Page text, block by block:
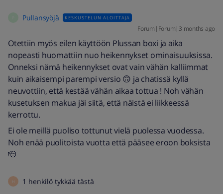
Pullansyöjä KESKUSTELUN ALOITTAJA
Forum|Forum|3 months ago
Otettiin myös eilen käyttöön Plussan boxi ja aika
nopeasti huomattiin nuo heikennykset ominaisuuksissa.
Onneksi nämä heikennykset ovat vain vähän kalliimmat
kuin aikaisempi parempi versio 🙃 ja chatissä kyllä
neuvottiin, että kestää vähän aikaa tottua ! Noh vähän
kusetuksen makua jäi siitä, että näistä ei liikkeessä
kerrottu.
Ei ole meillä puoliso tottunut vielä puolessa vuodessa.
Noh enää puolitoista vuotta että pääsee eroon boksista
🫡
H 1 henkilö tykkää tästä